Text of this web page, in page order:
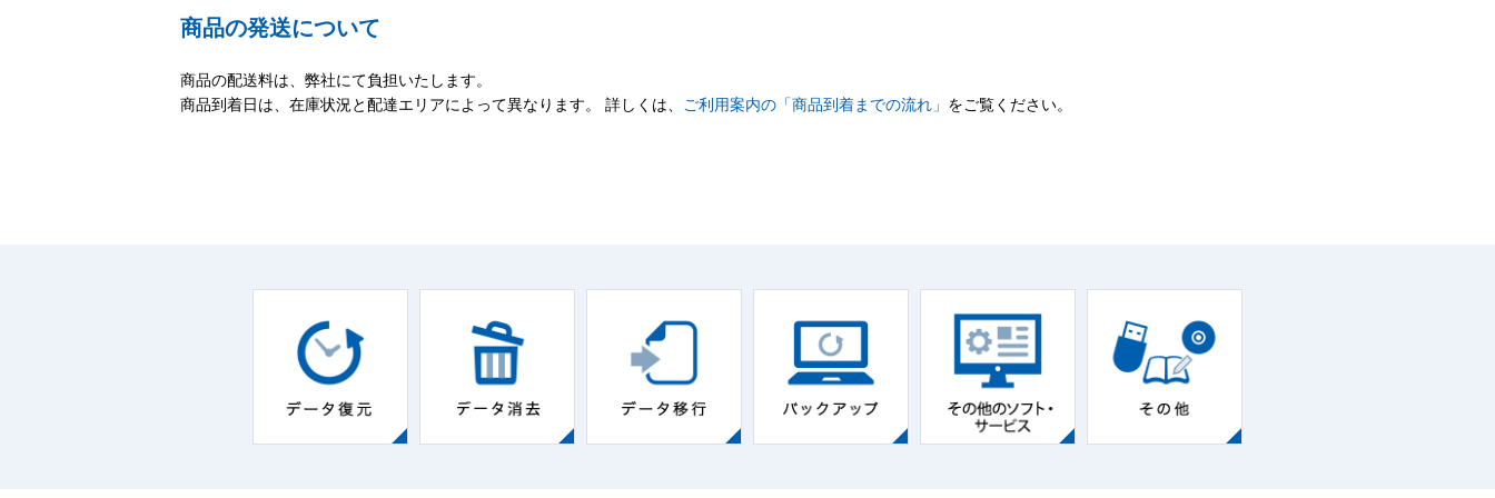
商品の発送について
商品の配送料は、弊社にて負担いたします。
商品到着日は、在庫状況と配達エリアによって異なります。 詳しくは、
ご利用案内の「商品到着までの流れ」 をご覧ください。